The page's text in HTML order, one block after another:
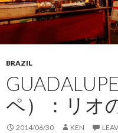
BRAZIL
ペ）：リオ
2014/06/30 KEN